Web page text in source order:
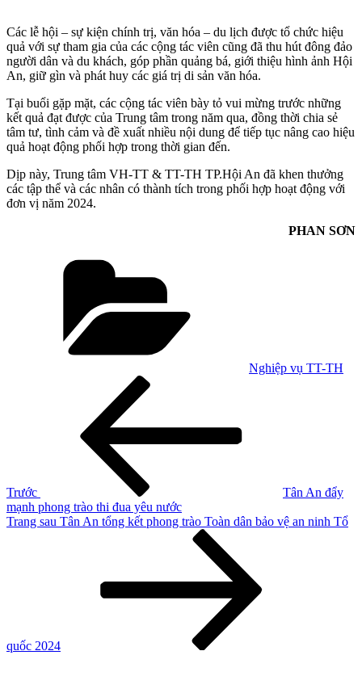
Các lễ hội – sự kiện chính trị, văn hóa – du lịch được tổ chức hiệu
quả với sự tham gia của các cộng tác viên cũng đã thu hút đông đảo
người dân và du khách, góp phần quảng bá, giới thiệu hình ảnh Hội
An, giữ gìn và phát huy các giá trị di sản văn hóa.
Tại buổi gặp mặt, các cộng tác viên bày tỏ vui mừng trước những
kết quả đạt được của Trung tâm trong năm qua, đồng thời chia sẻ
tâm tư, tình cảm và đề xuất nhiều nội dung để tiếp tục nâng cao hiệu
quả hoạt động phối hợp trong thời gian đến.
Dịp này, Trung tâm VH-TT & TT-TH TP.Hội An đã khen thưởng
các tập thể và các nhân có thành tích trong phối hợp hoạt động với
đơn vị năm 2024.
PHAN SƠN
Nghiệp vụ TT-TH
Trước
Tân An đẩy
mạnh phong trào thi đua yêu nước
Bài
Trang sau Tân An tổng kết phong trào Toàn dân bảo vệ an ninh Tổ
quốc 2024